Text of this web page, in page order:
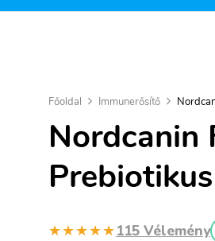
Főoldal Immunerősítő
Nordcanin
★★★★★115 Vélemény